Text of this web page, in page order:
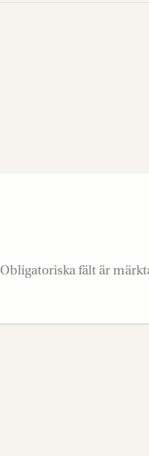
Obligatoriska fält är